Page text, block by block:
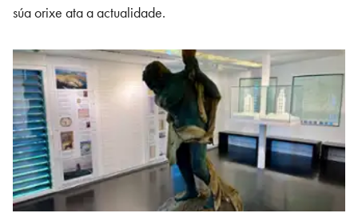
súa orixe ata a actualidade.